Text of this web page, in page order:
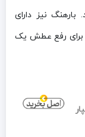
نیز دارای
برای رفع عطش یک